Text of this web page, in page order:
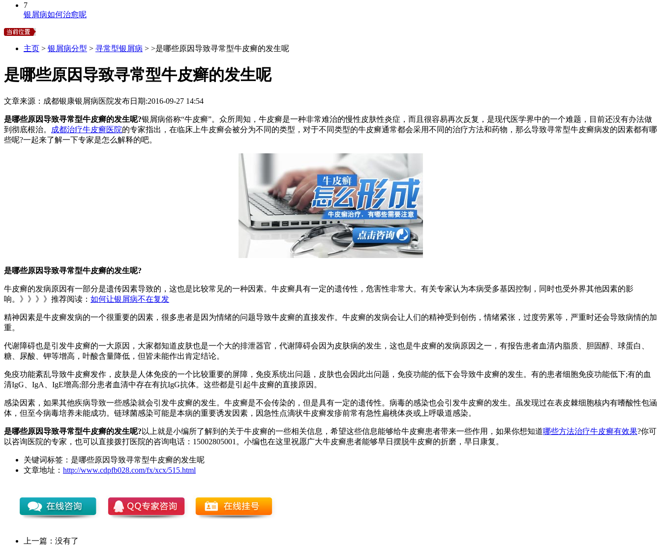
7
银屑病如何治愈呢
主页 > 银屑病分型 > 寻常型银屑病 > >是哪些原因导致寻常型牛皮癣的发生呢
是哪些原因导致寻常型牛皮癣的发生呢
文章来源： 成都银康银屑病医院发布日期:2016-09-27 14:54
是哪些原因导致寻常型牛皮癣的发生呢?银屑病俗称“牛皮癣”。众所周知，牛皮癣是一种非常难治的慢性皮肤性炎症，而且很容易再次反复，是现代医学界中的一个难题，目前还没有办法做
到彻底根治。
成都治疗牛皮癣医院的专家指出，在临床上牛皮癣会被分为不同的类型，对于不同类型的牛皮癣通常都会采用不同的治疗方法和药物，那么导致寻常型牛皮癣病发的因素都有哪
些呢?一起来了解一下专家是怎么解释的吧。
是哪些原因导致寻常型牛皮癣的发生呢?
牛皮癣的发病原因有一部分是遗传因素导致的，这也是比较常见的一种因素。牛皮癣具有一定的遗传性，危害性非常大。有关专家认为本病受多基因控制，同时也受外界其他因素的影
响。》》》》推荐阅读： 如何让银屑病不在复发
精神因素是牛皮癣发病的一个很重要的因素，很多患者是因为情绪的问题导致牛皮癣的直接发作。牛皮癣的发病会让人们的精神受到创伤，情绪紧张，过度劳累等，严重时还会导致病情的加
重。
代谢障碍也是引发牛皮癣的一大原因，大家都知道皮肤也是一个大的排泄器官，代谢障碍会因为皮肤病的发生，这也是牛皮癣的发病原因之一，有报告患者血清内脂质、胆固醇、球蛋白、
糖、尿酸、钾等增高，叶酸含量降低，但皆未能作出肯定结论。
免疫功能紊乱导致牛皮癣发作，皮肤是人体免疫的一个比较重要的屏障，免疫系统出问题，皮肤也会因此出问题，免疫功能的低下会导致牛皮癣的发生。有的患者细胞免疫功能低下;有的血
清IgG、IgA、IgE增高;部分患者血清中存在有抗IgG抗体。这些都是引起牛皮癣的直接原因。
感染因素，如果其他疾病导致一些感染就会引发牛皮癣的发生。牛皮癣是不会传染的，但是具有一定的遗传性。病毒的感染也会引发牛皮癣的发生。虽发现过在表皮棘细胞核内有嗜酸性包涵
体，但至今病毒培养未能成功。链球菌感染可能是本病的重要诱发因素，因急性点滴状牛皮癣发疹前常有急性扁桃体炎或上呼吸道感染。
是哪些原因导致寻常型牛皮癣的发生呢? 以上就是小编所了解到的关于牛皮癣的一些相关信息，希望这些信息能够给牛皮癣患者带来一些作用，如果你想知道哪些方法治疗牛皮癣有效果?你可
以咨询医院的专家，也可以直接拨打医院的咨询电话：15002805001。小编也在这里祝愿广大牛皮癣患者能够早日摆脱牛皮癣的折磨，早日康复。
关键词标签： 是哪些原因导致寻常型牛皮癣的发生呢
文章地址： http://www.cdpfb028.com/fx/xcx/515.html
上一篇：没有了